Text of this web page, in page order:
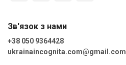
Зв'язок з нами
+38 050 9364428
ukrainaincognita.com@gmail.com